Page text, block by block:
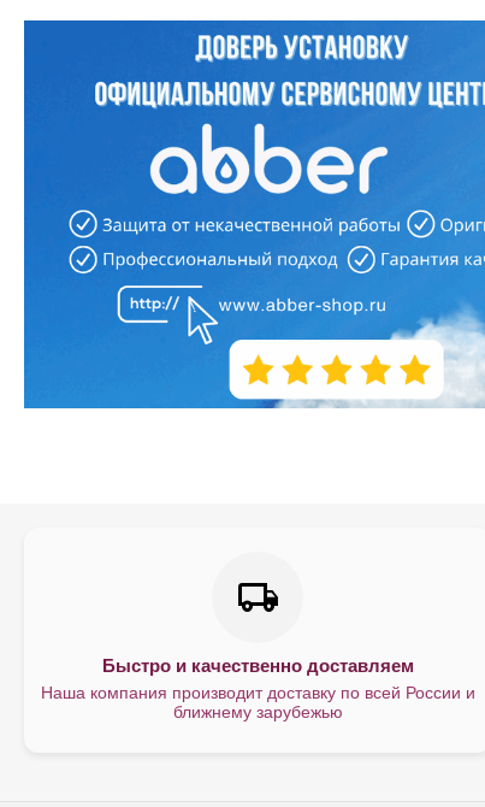
Быстро и качественно доставляем
Наша компания производит доставку по всей России и
ближнему зарубежью